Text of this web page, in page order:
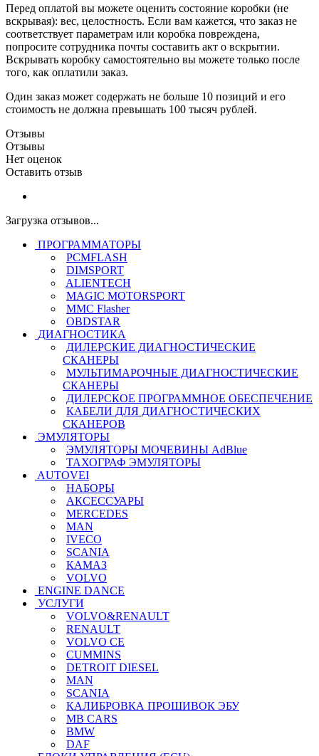
Перед оплатой вы можете оценить состояние коробки (не
вскрывая): вес, целостность. Если вам кажется, что заказ не
соответствует параметрам или коробка повреждена,
попросите сотрудника почты составить акт о вскрытии.
Вскрывать коробку самостоятельно вы можете только после
того, как оплатили заказ.
Один заказ может содержать не больше 10 позиций и его
стоимость не должна превышать 100 тысяч рублей.
Отзывы
Отзывы
Нет оценок
Оставить отзыв
Загрузка отзывов...
ПРОГРАММАТОРЫ
PCMFLASH
DIMSPORT
ALIENTECH
MAGIC MOTORSPORT
MMC Flasher
OBDSTAR
ДИАГНОСТИКА
ДИЛЕРСКИЕ ДИАГНОСТИЧЕСКИЕ
СКАНЕРЫ
МУЛЬТИМАРОЧНЫЕ ДИАГНОСТИЧЕСКИЕ
СКАНЕРЫ
ДИЛЕРСКОЕ ПРОГРАММНОЕ ОБЕСПЕЧЕНИЕ
КАБЕЛИ ДЛЯ ДИАГНОСТИЧЕСКИХ
СКАНЕРОВ
ЭМУЛЯТОРЫ
ЭМУЛЯТОРЫ МОЧЕВИНЫ АdBlue
ТАХОГРАФ ЭМУЛЯТОРЫ
AUTOVEI
НАБОРЫ
АКСЕССУАРЫ
MERCEDES
MAN
IVECO
SCANIA
КАМАЗ
VOLVO
ENGINE DANCE
УСЛУГИ
VOLVO&RENAULT
RENAULT
VOLVO CE
CUMMINS
DETROIT DIESEL
MAN
SCANIA
КАЛИБРОВКА ПРОШИВОК ЭБУ
MB CARS
BMW
DAF